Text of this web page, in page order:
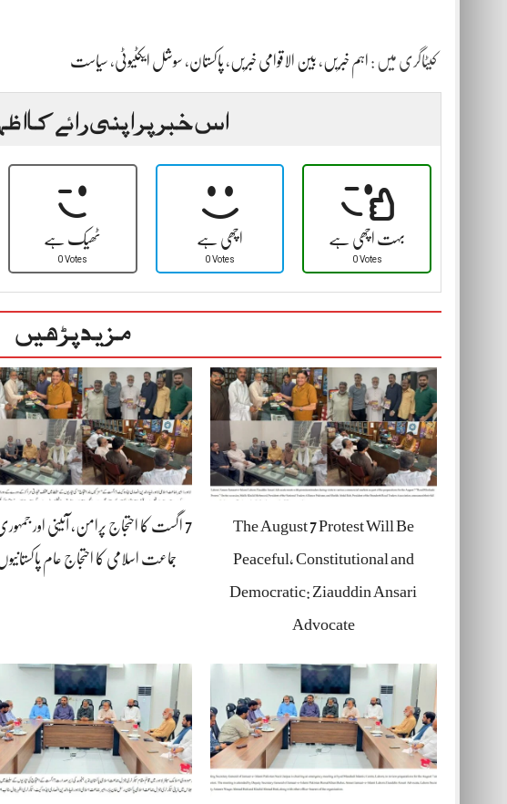
کیٹاگری میں : اہم خبریں ، بین الاقوامی خبریں ، پاکستان، سوشل ایکٹیوٹی، سیاست
اس خبر پر اپنی رائے کا
ٹھیک ہے
0 Votes
اچھی ہے
0 Votes
بہت اچھی ہے
0 Votes
مزید پڑھیں
The August 7 Protest Will Be
Peaceful, Constitutional and
Democratic: Ziauddin Ansari
Advocate
7 اگست کا احتجاج پرامن، آئینی اور
جماعت اسلامی کا احتجاج عام